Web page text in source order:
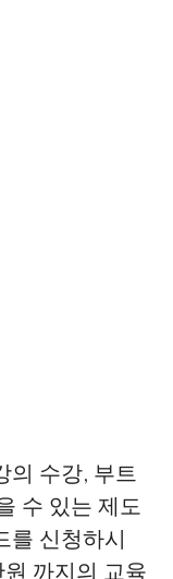
의 수강, 부트
수 있는 제도
를 신청하시
까지의 교육